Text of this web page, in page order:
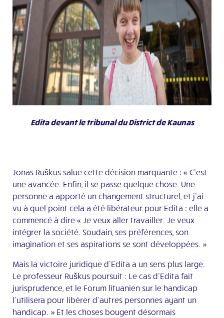
Edita devant le tribunal du District de Kaunas
Jonas Ruškus salue cette décision marquante : « C’est
une avancée. Enfin, il se passe quelque chose. Une
personne a apporté un changement structurel, et j’ai
vu à quel point cela a été libérateur pour Edita : elle a
commencé à dire « Je veux aller travailler. Je veux
intégrer la société. Soudain, ses préférences, son
imagination et ses aspirations se sont développées. »
Mais la victoire juridique d’Edita a un sens plus large.
Le professeur Ruškus poursuit : Le cas d’Edita fait
jurisprudence, et le Forum lituanien sur le handicap
l’utilisera pour libérer d’autres personnes ayant un
handicap. » Et les choses bougent désormais